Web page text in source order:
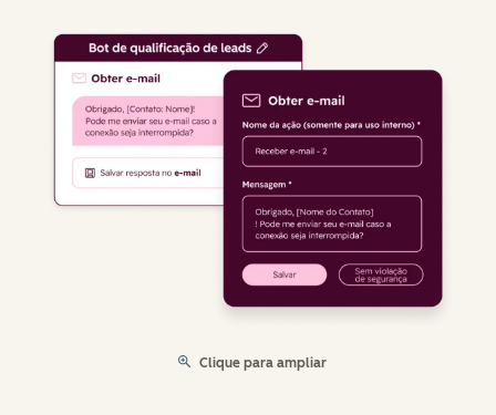
Clique para ampliar